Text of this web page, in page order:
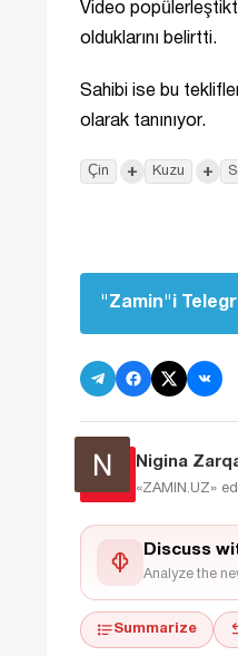
Video
olduklarını belirtti.
Sahibi ise bu
olarak tanınıyor.
Çin + Kuzu +
"Zamin"i
Nigina
«ZAMIN.UZ»
Discuss
Analyze the
Summarize